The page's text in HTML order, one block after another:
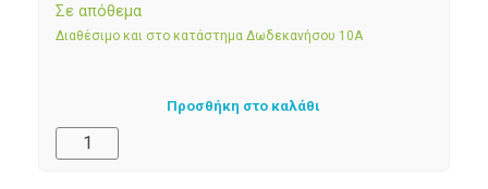
Σε απόθεμα
Διαθέσιμο και στο κατάστημα Δωδεκανήσου 10Α
Προσθήκη στο καλάθι